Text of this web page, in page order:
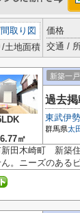
間取り図
/土地面積
価格
交通 /
㎡
新築一
過去
東武伊
群馬県太
田木崎町 新築
ん。ニーズのある